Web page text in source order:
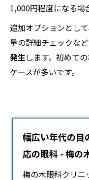
1,000円程度になる場
追加オプションとし
量の詳細チェックなど
発生します。初めて
ケースが多いです。
幅広い年代の目
応の眼科 - 梅の
梅の木眼科クリニ